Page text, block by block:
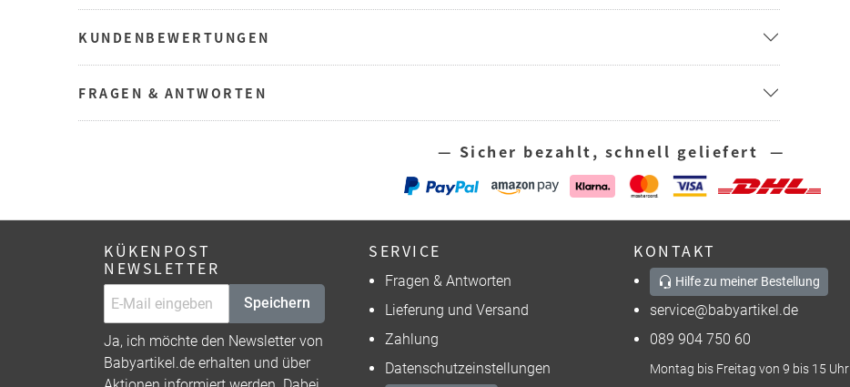
KUNDENBEWERTUNGEN
FRAGEN & ANTWORTEN
— Sicher bezahlt, schnell geliefert —
KÜKENPOST
NEWSLETTER
Speichern
Ja, ich möchte den Newsletter von
Babyartikel.de erhalten und über
SERVICE
Fragen & Antworten
Lieferung und Versand
Zahlung
Datenschutzeinstellungen
KONTAKT
Hilfe zu meiner Bestellung
service@babyartikel.de
089 904 750 60
Montag bis Freitag von 9 bis 15 Uhr